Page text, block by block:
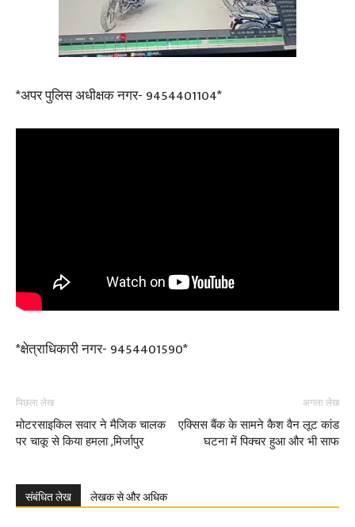
*अपर पुलिस अधीक्षक नगर- 9454401104*
*क्षेत्राधिकारी नगर- 9454401590*
पिछला लेख
मोटरसाइकिल सवार ने मैजिक चालक
पर चाकू से किया हमला ,मिर्जापुर
अगला लेख
एक्सिस बैंक के सामने कैश वैन लूट कांड
घटना में पिक्चर हुआ और भी साफ
संबंधित लेख लेखक से और अधिक